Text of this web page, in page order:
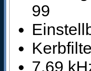
99
7,69